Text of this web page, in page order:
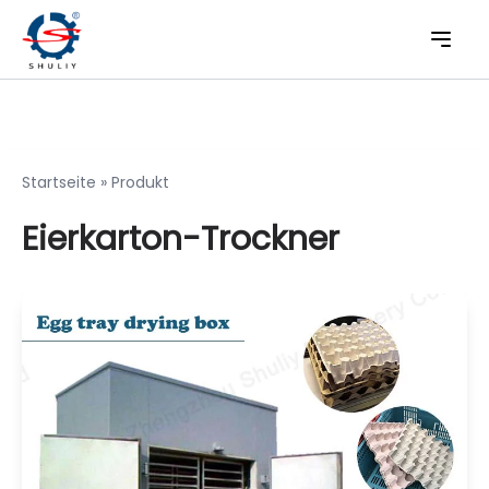
Startseite » Produkt
Eierkarton-Trockner